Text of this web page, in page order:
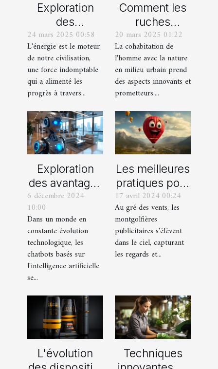
Exploration
des
techniques
énergétiques :
de la tradition
à la modernité
24 mars 2025 00:58
L'énergie est le moteur
de notre civilisation,
une force indomptable
qui a alimenté les
progrès à travers...
Comment les
ruches
urbaines
favorisent la
biodiversité en
milieu
professionnel
20 mars 2025 01:22
La cohabitation de
l'homme avec la nature
en milieu urbain prend
des aspects innovants et
prometteurs....
Exploration
des avantages
des chatbots
basés sur
l'intelligence
artificielle
6 décembre 2024
10:00
Dans un monde en
constante évolution
technologique, les
chatbots basés sur
l'intelligence artificielle
se...
Les meilleures
pratiques pour
le design de
montgolfières
publicitaires
accrocheuses
17 avril 2024 00:24
Au gré des vents, les
montgolfières
publicitaires s'élèvent
dans le ciel, capturant
les regards et...
L'évolution
Techniques